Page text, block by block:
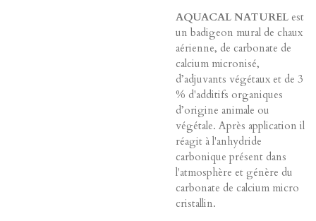
AQUACAL NATUREL est
un badigeon mural de chaux
aérienne, de carbonate de
calcium micronisé,
d’adjuvants végétaux et de 3
% d'additifs organiques
d’origine animale ou
végétale. Après application il
réagit à l'anhydride
carbonique présent dans
l'atmosphère et génère du
carbonate de calcium micro
cristallin.